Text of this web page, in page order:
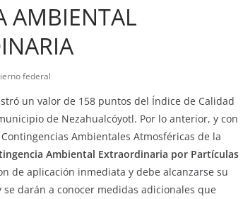
AMBIENTAL
federal
un valor de 158 puntos del Índice de Calidad
de Nezahualcóyotl. Por lo anterior, y con
Ambientales Atmosféricas de la
Ambiental Extraordinaria por Partículas
de aplicación inmediata y debe alcanzarse su
darán a conocer medidas adicionales que